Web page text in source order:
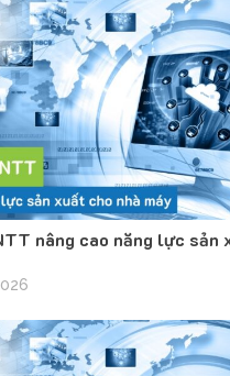
nâng cao năng lực sản